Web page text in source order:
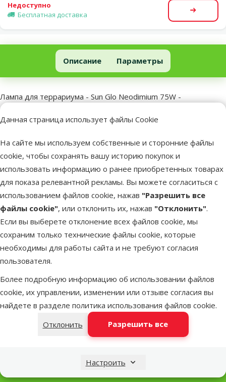
Данная страница использует файлы Cookie
На сайте мы используем собственные и сторонние файлы
cookie, чтобы сохранять вашу историю покупок и
использовать информацию о ранее приобретенных товарах
для показа релевантной рекламы. Вы можете согласиться с
использованием файлов cookie, нажав "Разрешить все
файлы cookie", или отклонить их, нажав "Отклонить".
Если вы выберете отклонение всех файлов cookie, мы
сохраним только технические файлы cookie, которые
необходимы для работы сайта и не требуют согласия
пользователя.
Более подробную информацию об использовании файлов
cookie, их управлении, изменении или отзыве согласия вы
найдете в разделе политика использования файлов cookie.
Отклонить
Разрешить все
Настроить
Недоступно
Бесплатная доставка
Лампа для террариума - Sun Glo Neodimium 75W
Описание Параметры
В начало страницы
superzoo.product.detail.content
Лампа для террариума - Sun Glo Neodimium 75W -
Террариумная точечная лампа с повышенной рефлексией
излучающая широкий спектр имитирующий дневной свет.
натуральный белый свет. Лампа быстрого запуска, пригодная
для всех стандартных и электронных стабилизаторов.
Повышает температуру воздуха в террариуме. Стимулирует
репродуктивное поведение
Спектр
UVA, Видимый спектр, Инфракрасный
Бренд
Exo Terra
Номер в
каталоге
80090
Статьи и советы
Необходима помощь?